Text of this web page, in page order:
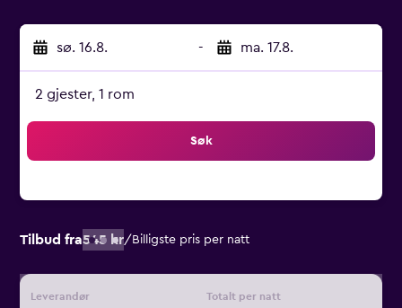
sø. 16.8. - ma. 17.8.
2 gjester, 1 rom
Søk
Tilbud fra545 kr/ Billigste pris per natt
Leverandør Totalt per natt